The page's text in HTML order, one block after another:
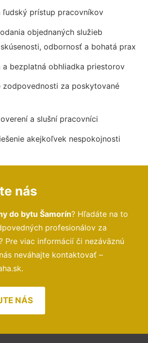
ľudský prístup pracovníkov
objednaných služieb
odbornosť a bohatá prax
a bezplatná obhliadka priestorov
zodpovednosti za poskytované
a slušní pracovníci
akejkoľvek nespokojnosti
nás
do bytu Šamorín? Hľadáte na to
profesionálov za
Pre viac informácií či nezáväznú
neváhajte kontaktovať –
NÁS